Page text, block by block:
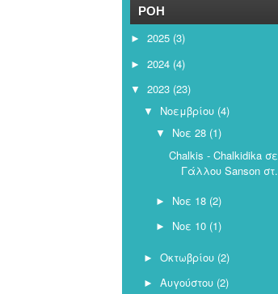
ΡΟΗ
► 2025 (3)
► 2024 (4)
▼ 2023 (23)
▼ Νοεμβρίου (4)
▼ Νοε 28 (1)
Chalkis - Chalkidika
Γάλλου Sanson
► Νοε 18 (2)
► Νοε 10 (1)
► Οκτωβρίου (2)
► Αυγούστου (2)